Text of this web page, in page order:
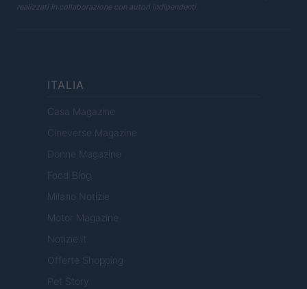
realizzati in collaborazione con autori indipendenti.
ITALIA
Casa Magazine
Cineverse Magazine
Donne Magazine
Food Blog
Milano Notizie
Motor Magazine
Notizie.it
Offerte Shopping
Pet Story